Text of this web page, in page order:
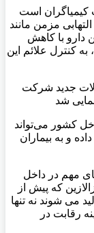
کیمیاگران است
مزمن مانند
دارو با کاهش
به کنترل علائم این
کشور می‌تواند
و به بیماران
مهم در داخل
که پیش از
می شوند نه تنها
رقابت در